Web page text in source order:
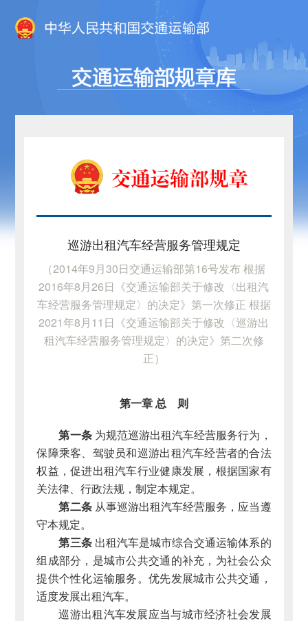
巡游出租汽车经营服务管理规定
（2014年9月30日交通运输部第16号发布 根据
2016年8月26日《交通运输部关于修改〈出租汽
车经营服务管理规定〉的决定》第一次修正 根据
2021年8月11日《交通运输部关于修改〈巡游出
租汽车经营服务管理规定〉的决定》第二次修
正）
第一章 总 则
第一条为规范巡游出租汽车经营服务行为，
保障乘客、驾驶员和巡游出租汽车经营者的合法
权益，促进出租汽车行业健康发展，根据国家有
关法律、行政法规，制定本规定。
第二条从事巡游出租汽车经营服务，应当遵
守本规定。
第三条出租汽车是城市综合交通运输体系的
组成部分，是城市公共交通的补充，为社会公众
提供个性化运输服务。优先发展城市公共交通，
适度发展出租汽车。
巡游出租汽车发展应当与城市经济社会发展